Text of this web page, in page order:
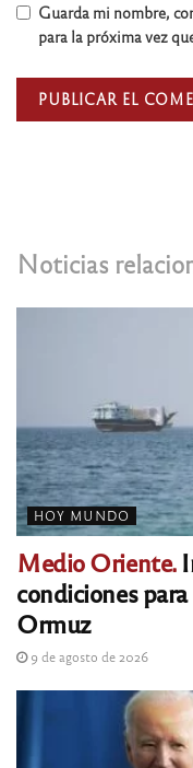
Noticias
HOY MUNDO
Medio Oriente.
condiciones
Ormuz
9 de agosto de 2026
Guarda mi nombre,
para la próxima vez